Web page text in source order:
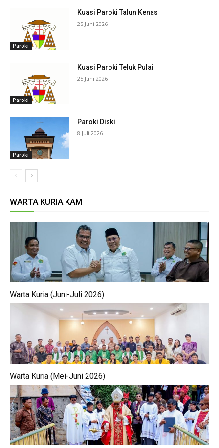
Paroki
Kuasi Paroki Talun Kenas
25 Juni 2026
Paroki
Kuasi Paroki Teluk Pulai
25 Juni 2026
Paroki
Paroki Diski
8 Juli 2026
WARTA KURIA KAM
Warta Kuria (Juni-Juli 2026)
Warta Kuria (Mei-Juni 2026)